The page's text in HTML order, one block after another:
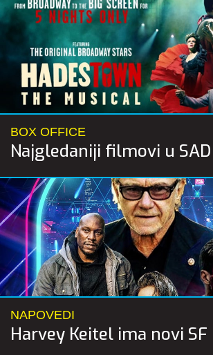
BOX OFFICE
Najgledaniji filmovi u SAD
NAPOVEDI
Harvey Keitel ima novi SF